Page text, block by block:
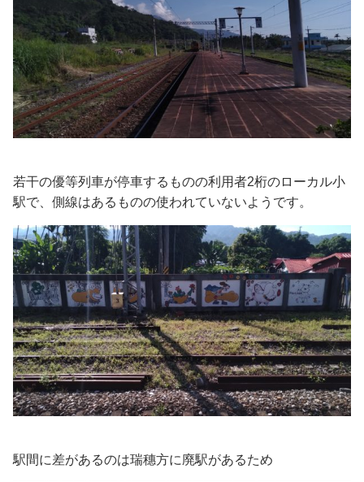
若干の優等列車が停車するものの利用者2桁のローカル小
駅で、側線はあるものの使われていないようです。
駅間に差があるのは瑞穗方に廃駅があるため